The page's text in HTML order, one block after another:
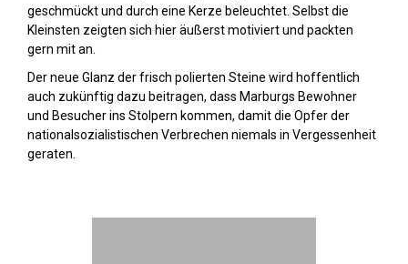
geschmückt und durch eine Kerze beleuchtet. Selbst die
Kleinsten zeigten sich hier äußerst motiviert und packten
gern mit an.
Der neue Glanz der frisch polierten Steine wird hoffentlich
auch zukünftig dazu beitragen, dass Marburgs Bewohner
und Besucher ins Stolpern kommen, damit die Opfer der
nationalsozialistischen Verbrechen niemals in Vergessenheit
geraten.